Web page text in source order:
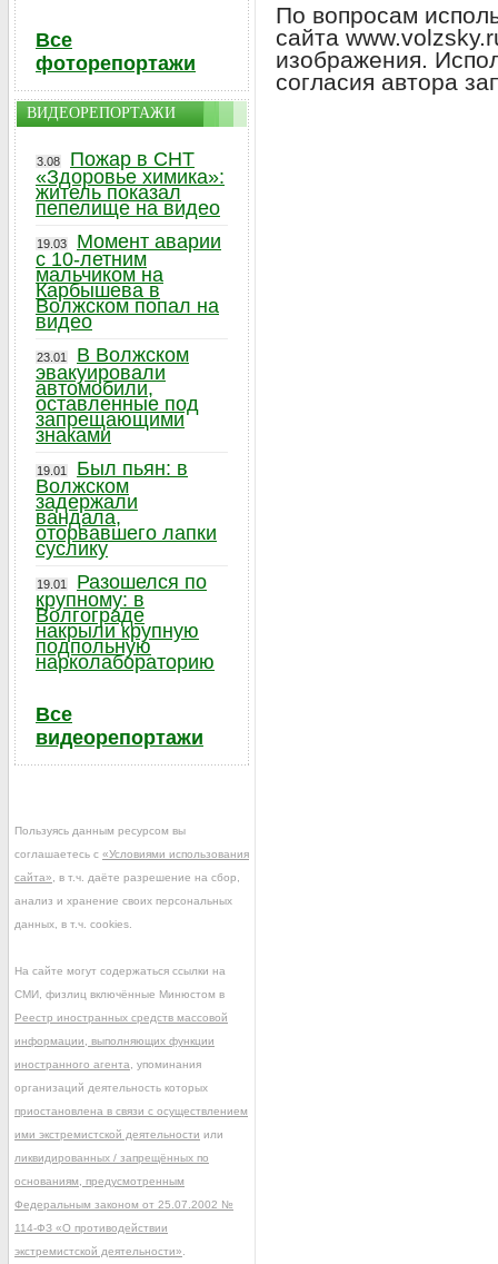
По вопросам
сайта
изображения.
согласия автора
Все
фоторепортажи
ВИДЕОРЕПОРТАЖИ
3.08
Пожар в СНТ
«Здоровье химика»:
житель показал
пепелище на видео
19.03
Момент аварии
с 10-летним
мальчиком на
Карбышева в
Волжском попал на
видео
23.01
В Волжском
эвакуировали
автомобили,
оставленные под
запрещающими
знаками
19.01
Был пьян: в
Волжском
задержали
вандала,
оторвавшего лапки
суслику
19.01
Разошелся по
крупному: в
Волгограде
накрыли крупную
подпольную
нарколабораторию
Все
видеорепортажи
Пользуясь данным ресурсом вы
соглашаетесь с «Условиями использования
сайта» , в т.ч. даёте разрешение на сбор,
анализ и хранение своих персональных
данных, в т.ч. cookies.
На сайте могут содержаться ссылки на
СМИ, физлиц включённые Минюстом в
Реестр иностранных средств массовой
информации, выполняющих функции
иностранного агента , упоминания
организаций деятельность которых
приостановлена в связи с осуществлением
ими экстремистской деятельности или
ликвидированных / запрещённых по
основаниям, предусмотренным
Федеральным законом от 25.07.2002 №
114-ФЗ «О противодействии
экстремистской деятельности»